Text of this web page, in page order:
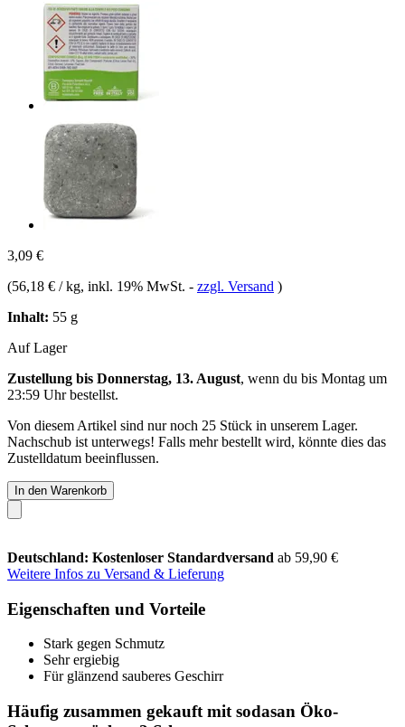
3,09 €
(56,18 € / kg, inkl. 19% MwSt. - zzgl. Versand )
Inhalt: 55 g
Auf Lager
Zustellung bis Donnerstag, 13. August, wenn du bis Montag um
23:59 Uhrbestellst.
Von diesem Artikel sind nur noch 25 Stück in unserem Lager.
Nachschub ist unterwegs! Falls mehr bestellt wird, könnte dies das
Zustelldatum beeinflussen.
In den Warenkorb
Deutschland: Kostenloser Standardversand ab 59,90 €
Weitere Infos zu Versand & Lieferung
Eigenschaften und Vorteile
Stark gegen Schmutz
Sehr ergiebig
Für glänzend sauberes Geschirr
Häufig zusammen gekauft mit sodasan Öko-